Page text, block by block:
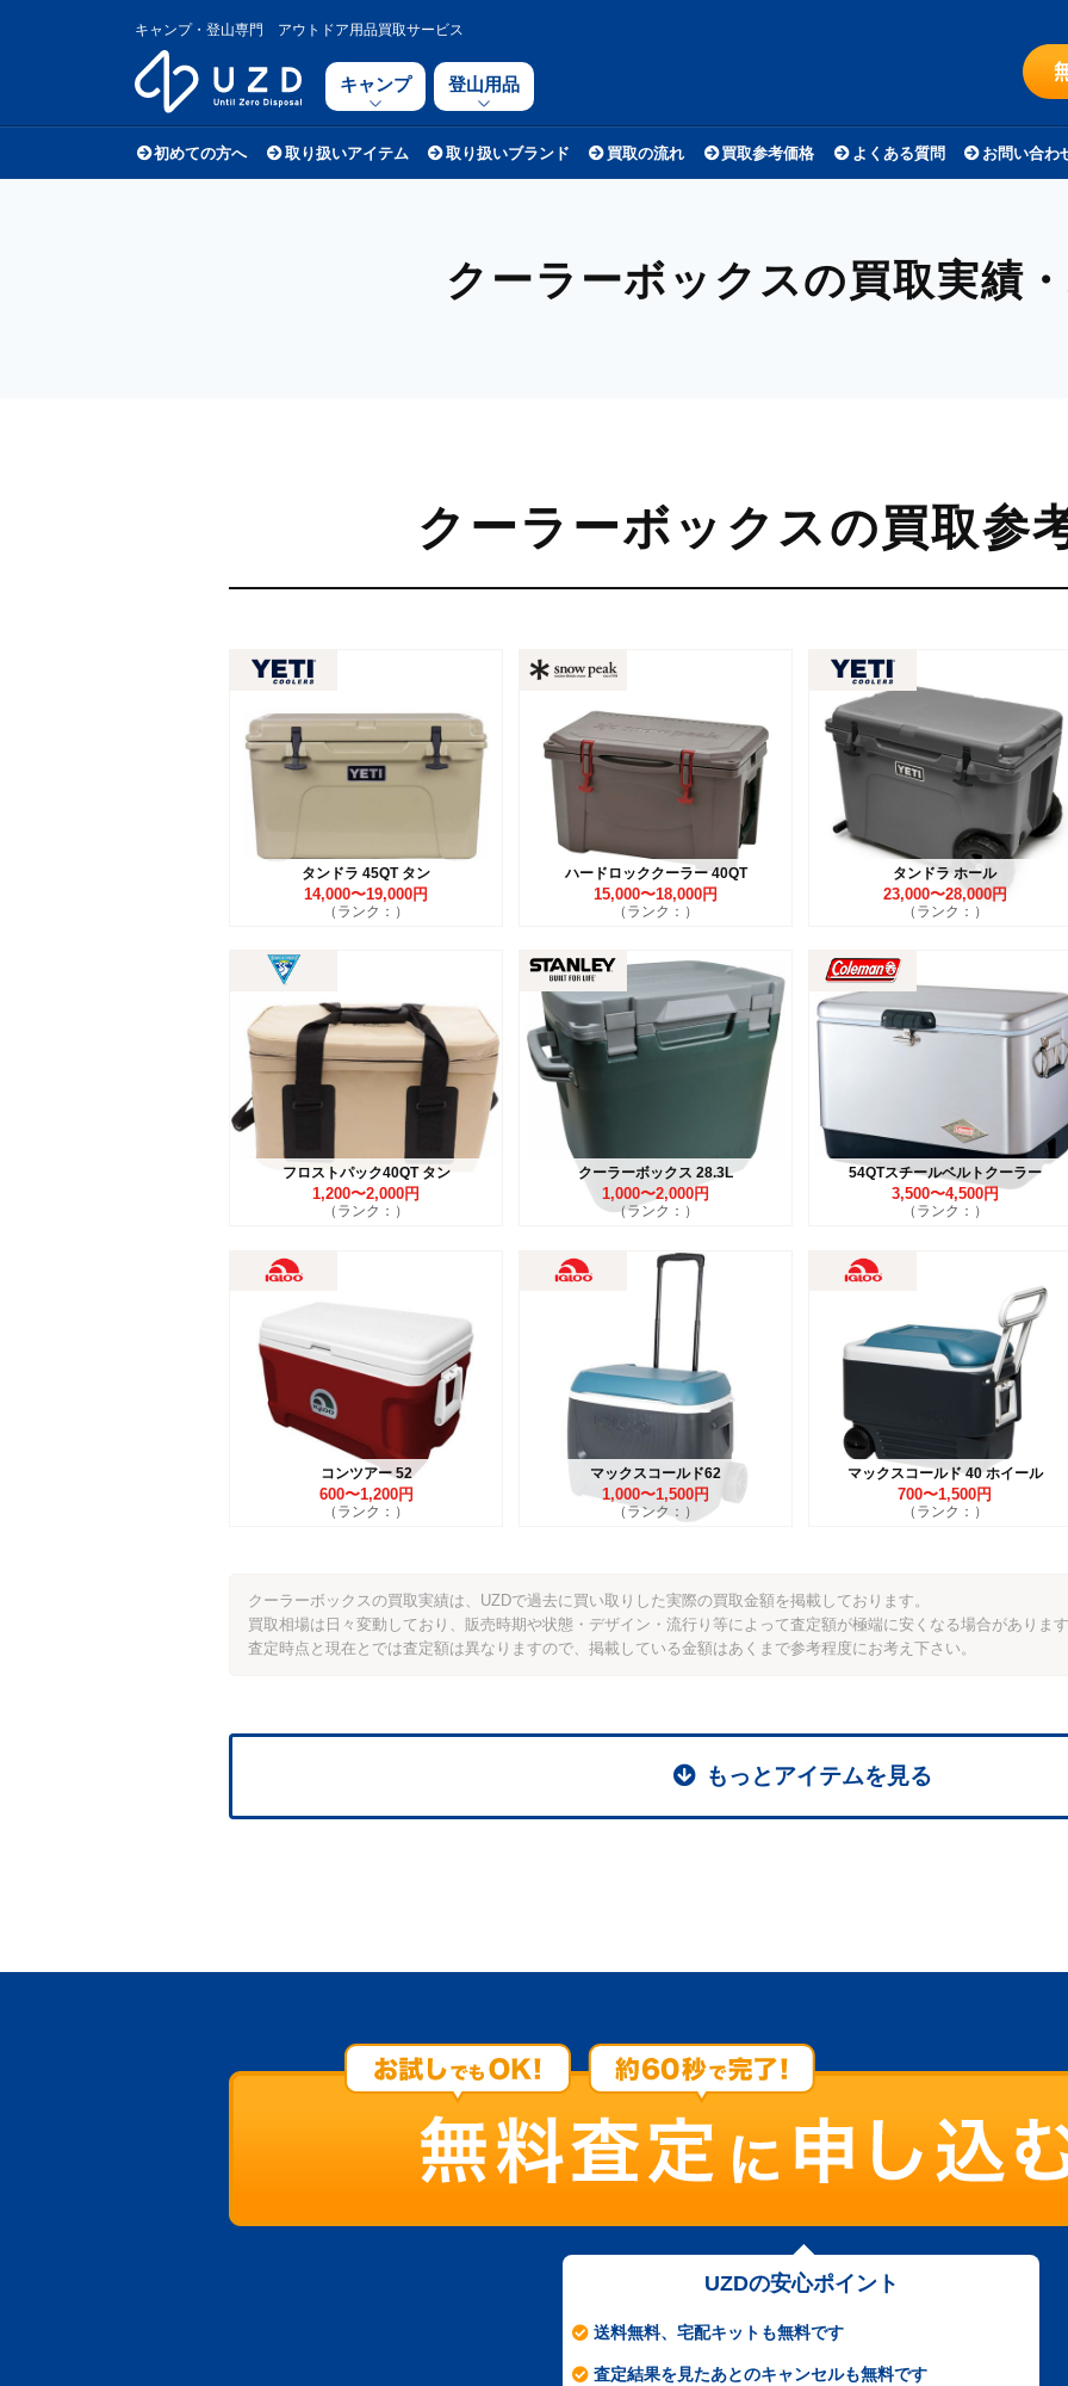
キャンプ・登山専門 アウトドア用品買取サービス
キャンプ 登山用品
初めての方へ 取り扱いアイテム 取り扱いブランド 買取の流れ 買取参考価格 よくある質問 お問い合わ
クーラーボックスの買取実績
クーラーボックスの買取参
タンドラ 45QT タン
14,000〜19,000円
（ランク：）
ハードロッククーラー 40QT
15,000〜18,000円
（ランク：）
タンドラ ホール
23,000〜28,000円
（ランク：）
フロストパック40QT タン
1,200〜2,000円
（ランク：）
クーラーボックス 28.3L
1,000〜2,000円
（ランク：）
54QTスチールベルトクーラー
3,500〜4,500円
（ランク：）
コンツアー 52
600〜1,200円
（ランク：）
マックスコールド62
1,000〜1,500円
（ランク：）
マックスコールド 40 ホイール
700〜1,500円
（ランク：）
クーラーボックスの買取実績は、UZDで過去に買い取りした実際の買取金額を掲載しております。
買取相場は日々変動しており、販売時期や状態・デザイン・流行り等によって査定額が極端に安くなる場合がありま
査定時点と現在とでは査定額は異なりますので、掲載している金額はあくまで参考程度にお考え下さい。
もっとアイテムを見る
UZDの安心ポイント
送料無料、宅配キットも無料です
査定結果を見たあとのキャンセルも無料です